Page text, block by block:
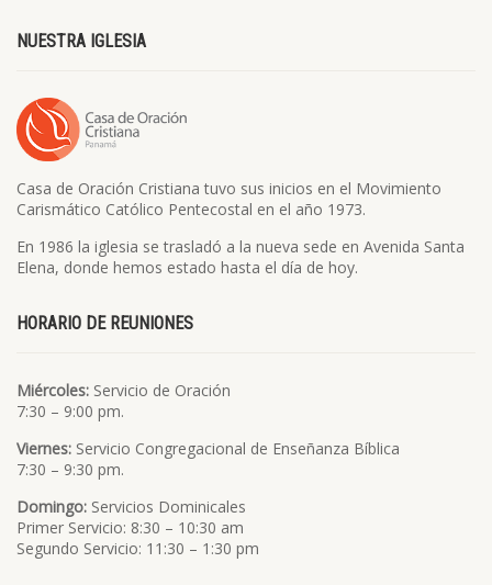
NUESTRA IGLESIA
Casa de Oración Cristiana tuvo sus inicios en el Movimiento
Carismático Católico Pentecostal en el año 1973.
En 1986 la iglesia se trasladó a la nueva sede en Avenida Santa
Elena, donde hemos estado hasta el día de hoy.
HORARIO DE REUNIONES
Miércoles: Servicio de Oración
7:30 – 9:00 pm.
Viernes: Servicio Congregacional de Enseñanza Bíblica
7:30 – 9:30 pm.
Domingo: Servicios Dominicales
Primer Servicio: 8:30 – 10:30 am
Segundo Servicio: 11:30 – 1:30 pm